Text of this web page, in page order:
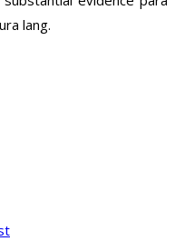
lang.